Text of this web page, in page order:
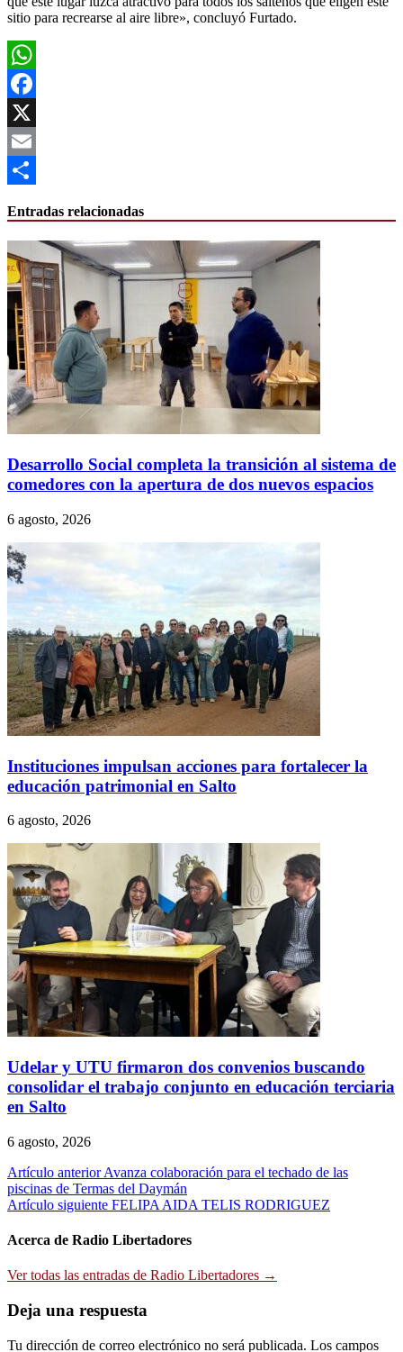
sitio para recrearse al aire libre», concluyó Furtado.
WhatsApp
Facebook
X
Email
Entradas relacionadas
Desarrollo Social completa la transición al sistema de
comedores con la apertura de dos nuevos espacios
6 agosto, 2026
Instituciones impulsan acciones para fortalecer la
educación patrimonial en Salto
6 agosto, 2026
Udelar y UTU firmaron dos convenios buscando
consolidar el trabajo conjunto en educación terciaria
en Salto
6 agosto, 2026
Navegación
de
Artículo anterior Avanza colaboración para el techado de las
piscinas de Termas del Daymán
Artículo siguiente FELIPA AIDA TELIS RODRIGUEZ
Acerca de Radio Libertadores
Ver todas las entradas de Radio Libertadores →
Deja una respuesta
Tu dirección de correo electrónico no será publicada. Los campos